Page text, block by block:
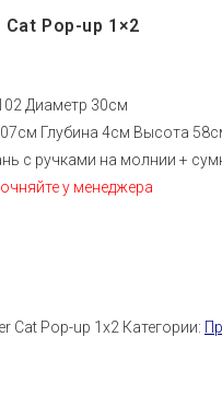
Pop-up 1×2
Диаметр 30см
Глубина 4см Высота
с ручками на молнии +
у менеджера
Cat Pop-up 1x2 Категории: